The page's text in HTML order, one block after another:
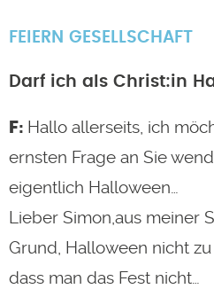
FEIERN GESELLSCHAFT
Darf ich als Christ:in
Hallo allerseits, ich
ernsten Frage an Sie
eigentlich Halloween…
Lieber Simon,aus meiner
Grund, Halloween nicht
dass man das Fest nicht…